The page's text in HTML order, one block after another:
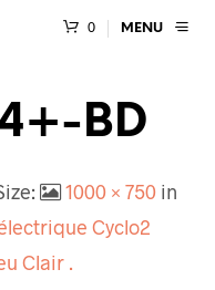
0 MENU
BD
1000 × 750 in
Cyclo2
Clair .